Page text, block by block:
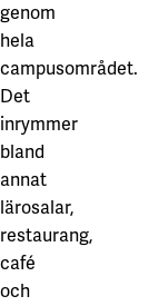
genom
hela
campusområdet.
Det
inrymmer
bland
annat
lärosalar,
restaurang,
café
och